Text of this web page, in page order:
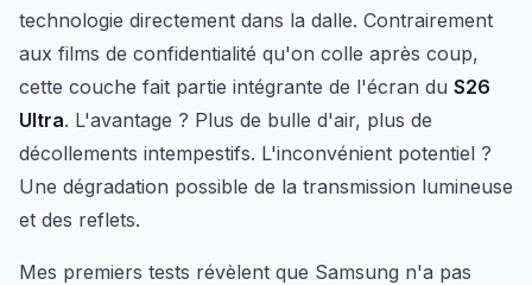
technologie directement dans la dalle. Contrairement
aux films de confidentialité qu'on colle après coup,
cette couche fait partie intégrante de l'écran du S26
Ultra. L'avantage ? Plus de bulle d'air, plus de
décollements intempestifs. L'inconvénient potentiel ?
Une dégradation possible de la transmission lumineuse
et des reflets.
Mes premiers tests révèlent que Samsung n'a pas